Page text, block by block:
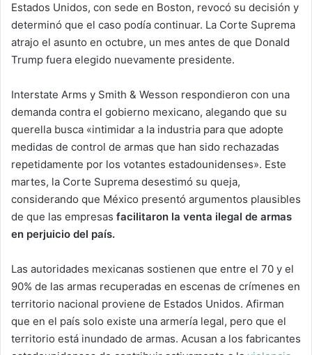
Estados Unidos, con sede en Boston, revocó su decisión y
determinó que el caso podía continuar. La Corte Suprema
atrajo el asunto en octubre, un mes antes de que Donald
Trump fuera elegido nuevamente presidente.
Interstate Arms y Smith & Wesson respondieron con una
demanda contra el gobierno mexicano, alegando que su
querella busca «intimidar a la industria para que adopte
medidas de control de armas que han sido rechazadas
repetidamente por los votantes estadounidenses». Este
martes, la Corte Suprema desestimó su queja,
considerando que México presentó argumentos plausibles
de que las empresas facilitaron la venta ilegal de armas
en perjuicio del país.
Las autoridades mexicanas sostienen que entre el 70 y el
90% de las armas recuperadas en escenas de crímenes en
territorio nacional proviene de Estados Unidos. Afirman
que en el país solo existe una armería legal, pero que el
territorio está inundado de armas. Acusan a los fabricantes